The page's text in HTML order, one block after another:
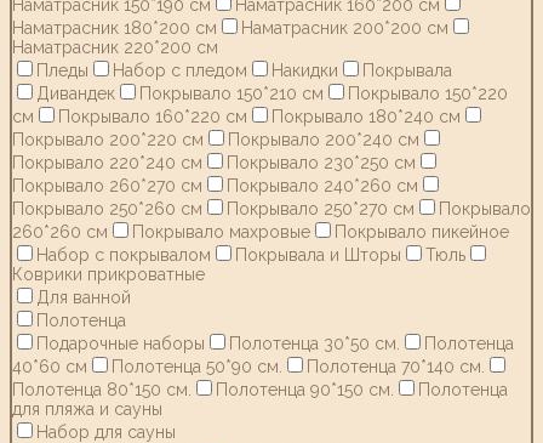
Наматрасник 150*190 см
Наматрасник 160*200 см
Наматрасник 180*200 см
Наматрасник 200*200 см
Наматрасник 220*200 см
Пледы
Набор с пледом Накидки
Покрывала
Дивандек
Покрывало 150*210 см
Покрывало 150*220
см
Покрывало 160*220 см
Покрывало 180*240 см
Покрывало 200*220 см
Покрывало 200*240 см
Покрывало 220*240 см
Покрывало 230*250 см
Покрывало 260*270 см
Покрывало 240*260 см
Покрывало 250*260 см
Покрывало 250*270 см
Покрывало
260*260 см
Покрывало махровые
Покрывало пикейное
Набор с покрывалом
Покрывала и Шторы
Тюль
Коврики прикроватные
Для ванной
Полотенца
Подарочные наборы
Полотенца 30*50 см.
Полотенца
40*60 см
Полотенца 50*90 см.
Полотенца 70*140 см.
Полотенца 80*150 см.
Полотенца 90*150 см.
Полотенца
для пляжа и сауны
Набор для сауны